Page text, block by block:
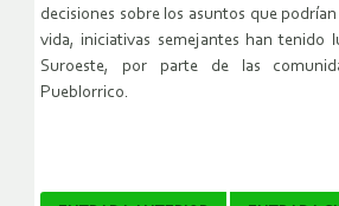
decisiones sobre los asuntos que
vida, iniciativas semejantes han tenido
Suroeste, por parte de las
Pueblorrico.